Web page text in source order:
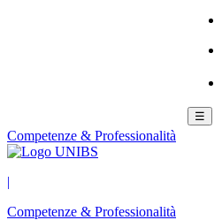
☰
Competenze & Professionalità
|
Competenze & Professionalità